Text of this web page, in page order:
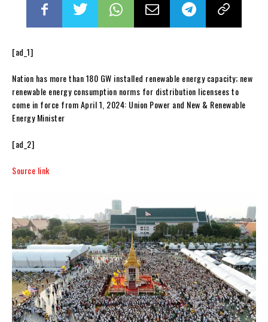
[ad_1]
Nation has more than 180 GW installed renewable energy capacity; new
renewable energy consumption norms for distribution licensees to
come in force from April 1, 2024: Union Power and New & Renewable
Energy Minister
[ad_2]
Source link